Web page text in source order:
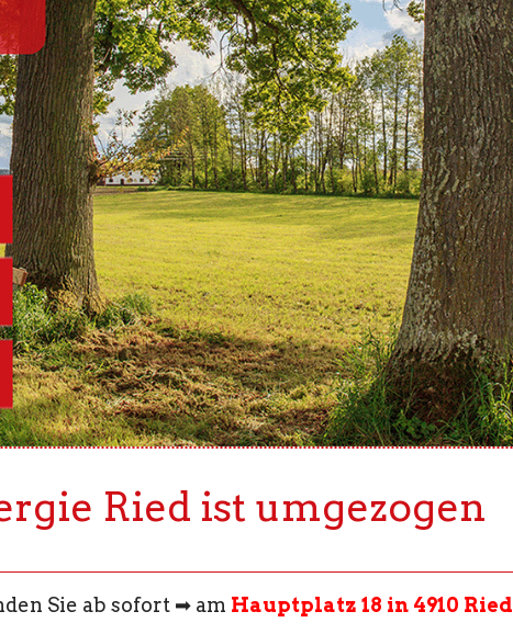
Ried ist umgezogen
Sie ab sofort ➡ am Hauptplatz 18 in 4910 Ried